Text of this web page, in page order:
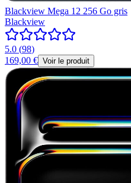
Blackview Mega 12 256 Go gris
Blackview
5.0 (98)
169,00 € Voir le produit